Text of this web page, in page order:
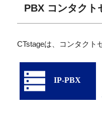
PBX コンタクト
CTstageは、コンタクト
IP-PBX